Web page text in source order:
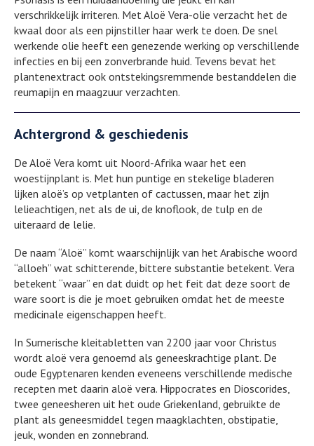
verschrikkelijk irriteren. Met Aloë Vera-olie verzacht het de
kwaal door als een pijnstiller haar werk te doen. De snel
werkende olie heeft een genezende werking op verschillende
infecties en bij een zonverbrande huid. Tevens bevat het
plantenextract ook ontstekingsremmende bestanddelen die
reumapijn en maagzuur verzachten.
Achtergrond & geschiedenis
De Aloë Vera komt uit Noord-Afrika waar het een
woestijnplant is. Met hun puntige en stekelige bladeren
lijken aloë’s op vetplanten of cactussen, maar het zijn
lelieachtigen, net als de ui, de knoflook, de tulp en de
uiteraard de lelie.
De naam “Aloë” komt waarschijnlijk van het Arabische woord
“alloeh” wat schitterende, bittere substantie betekent. Vera
betekent “waar” en dat duidt op het feit dat deze soort de
ware soort is die je moet gebruiken omdat het de meeste
medicinale eigenschappen heeft.
In Sumerische kleitabletten van 2200 jaar voor Christus
wordt aloë vera genoemd als geneeskrachtige plant. De
oude Egyptenaren kenden eveneens verschillende medische
recepten met daarin aloë vera. Hippocrates en Dioscorides,
twee geneesheren uit het oude Griekenland, gebruikte de
plant als geneesmiddel tegen maagklachten, obstipatie,
jeuk, wonden en zonnebrand.